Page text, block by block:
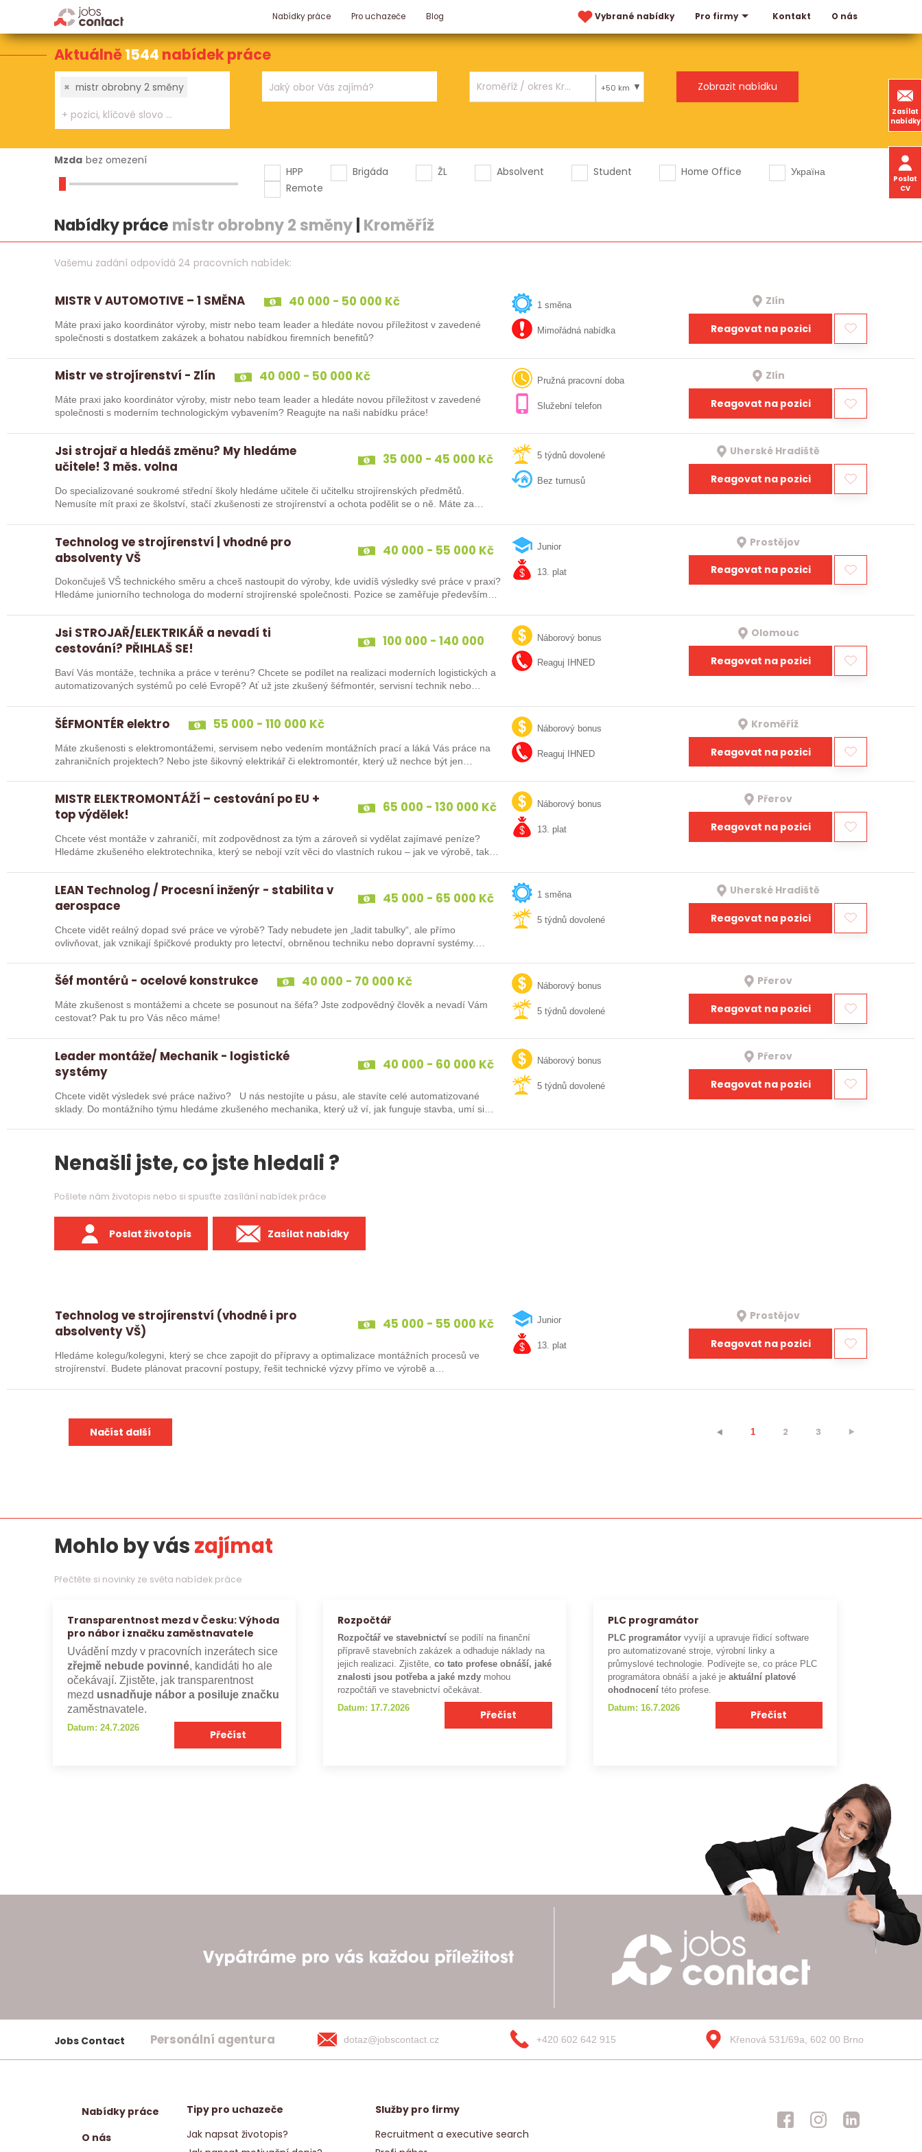
Nabídky práce Pro uchazeče Blog Vybrané nabídky Pro firmy Kontakt O nás
Zasílat
nabídky
Poslat
CV
Aktuálně1544 nabídek práce
× mistr obrobny 2 směny +50 km
Mzda bez omezení
HPP
Brigáda ŽL Absolvent Student Home Office
Україна
Remote
Nabídky práce mistr obrobny 2 směny| Kroměříž
Vašemu zadání odpovídá 24 pracovních nabídek:
MISTR V AUTOMOTIVE – 1 SMĚNA 40 000 - 50 000 Kč
Máte praxi jako koordinátor výroby, mistr nebo team leader a hledáte novou příležitost v zavedené
společnosti s dostatkem zakázek a bohatou nabídkou firemních benefitů?
1 směna
Mimořádná nabídka
Zlín
Reagovat na pozici
Mistr ve strojírenství - Zlín 40 000 - 50 000 Kč
Máte praxi jako koordinátor výroby, mistr nebo team leader a hledáte novou příležitost v zavedené
společnosti s moderním technologickým vybavením? Reagujte na naši nabídku práce!
Pružná pracovní doba
Služební telefon
Zlín
Reagovat na pozici
Jsi strojař a hledáš změnu? My hledáme
učitele! 3 měs. volna
35 000 - 45 000 Kč
Do specializované soukromé střední školy hledáme učitele či učitelku strojírenských předmětů.
Nemusíte mít praxi ze školství, stačí zkušenosti ze strojírenství a ochota podělit se o ně. Máte za
5 týdnů dovolené
Bez turnusů
Uherské Hradiště
Reagovat na pozici
Technolog ve strojírenství | vhodné pro
absolventy VŠ
40 000 - 55 000 Kč
Dokončuješ VŠ technického směru a chceš nastoupit do výroby, kde uvidíš výsledky své práce v praxi?
Hledáme juniorního technologa do moderní strojírenské společnosti. Pozice se zaměřuje především
Junior
13. plat
Prostějov
Reagovat na pozici
Jsi STROJAŘ/ELEKTRIKÁŘ a nevadí ti
cestování? PŘIHLAŠ SE!
100 000 - 140 000
Baví Vás montáže, technika a práce v terénu? Chcete se podílet na realizaci moderních logistických a
automatizovaných systémů po celé Evropě? Ať už jste zkušený šéfmontér, servisní technik nebo…
Náborový bonus
Reaguj IHNED
Olomouc
Reagovat na pozici
ŠÉFMONTÉR elektro 55 000 - 110 000 Kč
Máte zkušenosti s elektromontážemi, servisem nebo vedením montážních prací a láká Vás práce na
zahraničních projektech? Nebo jste šikovný elektrikář či elektromontér, který už nechce být jen
Náborový bonus
Reaguj IHNED
Kroměříž
Reagovat na pozici
MISTR ELEKTROMONTÁŽÍ – cestování po EU +
top výdělek!
65 000 - 130 000 Kč
Chcete vést montáže v zahraničí, mít zodpovědnost za tým a zároveň si vydělat zajímavé peníze?
Hledáme zkušeného elektrotechnika, který se nebojí vzít věci do vlastních rukou – jak ve výrobě, tak…
Náborový bonus
13. plat
Přerov
Reagovat na pozici
LEAN Technolog / Procesní inženýr - stabilita v
aerospace
45 000 - 65 000 Kč
Chcete vidět reálný dopad své práce ve výrobě? Tady nebudete jen „ladit tabulky“, ale přímo
ovlivňovat, jak vznikají špičkové produkty pro letectví, obrněnou techniku nebo dopravní systémy.
1 směna
5 týdnů dovolené
Uherské Hradiště
Reagovat na pozici
Šéf montérů - ocelové konstrukce 40 000 - 70 000 Kč
Máte zkušenost s montážemi a chcete se posunout na šéfa? Jste zodpovědný člověk a nevadí Vám
cestovat? Pak tu pro Vás něco máme!
Náborový bonus
5 týdnů dovolené
Přerov
Reagovat na pozici
Leader montáže/ Mechanik - logistické
systémy
40 000 - 60 000 Kč
Chcete vidět výsledek své práce naživo? U nás nestojíte u pásu, ale stavíte celé automatizované
sklady. Do montážního týmu hledáme zkušeného mechanika, který už ví, jak funguje stavba, umí si…
Náborový bonus
5 týdnů dovolené
Přerov
Reagovat na pozici
Nenašli jste, co jste hledali ?
Pošlete nám životopis nebo si spusťte zasílání nabídek práce
Poslat životopis Zasílat nabídky
Technolog ve strojírenství (vhodné i pro
absolventy VŠ)
45 000 - 55 000 Kč
Hledáme kolegu/kolegyni, který se chce zapojit do přípravy a optimalizace montážních procesů ve
strojírenství. Budete plánovat pracovní postupy, řešit technické výzvy přímo ve výrobě a
Junior
13. plat
Prostějov
Reagovat na pozici
Načíst další ⯇ 1 2 3 ⯈
Mohlo by vászajímat
Přečtěte si novinky ze světa nabídek práce
Transparentnost mezd v Česku: Výhoda
pro nábor i značku zaměstnavatele
Uvádění mzdy v pracovních inzerátech sice
zřejmě nebude povinné, kandidáti ho ale
očekávají. Zjistěte, jak transparentnost
mezd usnadňuje nábor a posiluje značku
zaměstnavatele.
Datum: 24.7.2026
Přečíst
Rozpočtář
Rozpočtář ve stavebnictví se podílí na finanční
přípravě stavebních zakázek a odhaduje náklady na
jejich realizaci. Zjistěte,co tato profese obnáší, jaké
znalosti jsou potřeba a jaké mzdy mohou
rozpočtáři ve stavebnictví očekávat.
Datum: 17.7.2026
Přečíst
PLC programátor
PLC programátor vyvíjí a upravuje řídicí software
pro automatizované stroje, výrobní linky a
průmyslové technologie. Podívejte se, co práce PLC
programátora obnáší a jaké je aktuální platové
ohodnocení této profese.
Datum: 16.7.2026
Přečíst
Jobs Contact Personální agentura dotaz@jobscontact.cz +420 602 642 915 Křenová 531/69a, 602 00 Brno
Nabídky práce
O nás
Tipy pro uchazeče
Jak napsat životopis?
Služby pro firmy
Recruitment a executive search